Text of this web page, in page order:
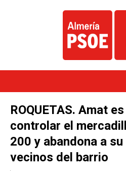
ROQUETAS. Amat
controlar el
200 y abandona a
vecinos del barrio